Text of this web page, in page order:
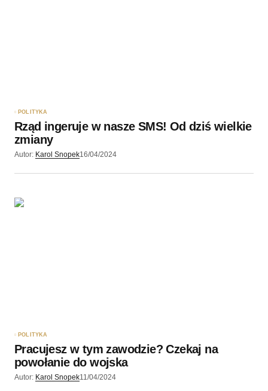
POLITYKA
Rząd ingeruje w nasze SMS! Od dziś wielkie
zmiany
Autor: Karol Snopek16/04/2024
POLITYKA
Pracujesz w tym zawodzie? Czekaj na
powołanie do wojska
Autor: Karol Snopek11/04/2024